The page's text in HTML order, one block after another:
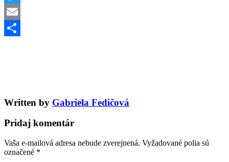
Twitter
Email
Written by Gabriela Fedičová
Pridaj komentár
Vaša e-mailová adresa nebude zverejnená. Vyžadované polia sú
označené *